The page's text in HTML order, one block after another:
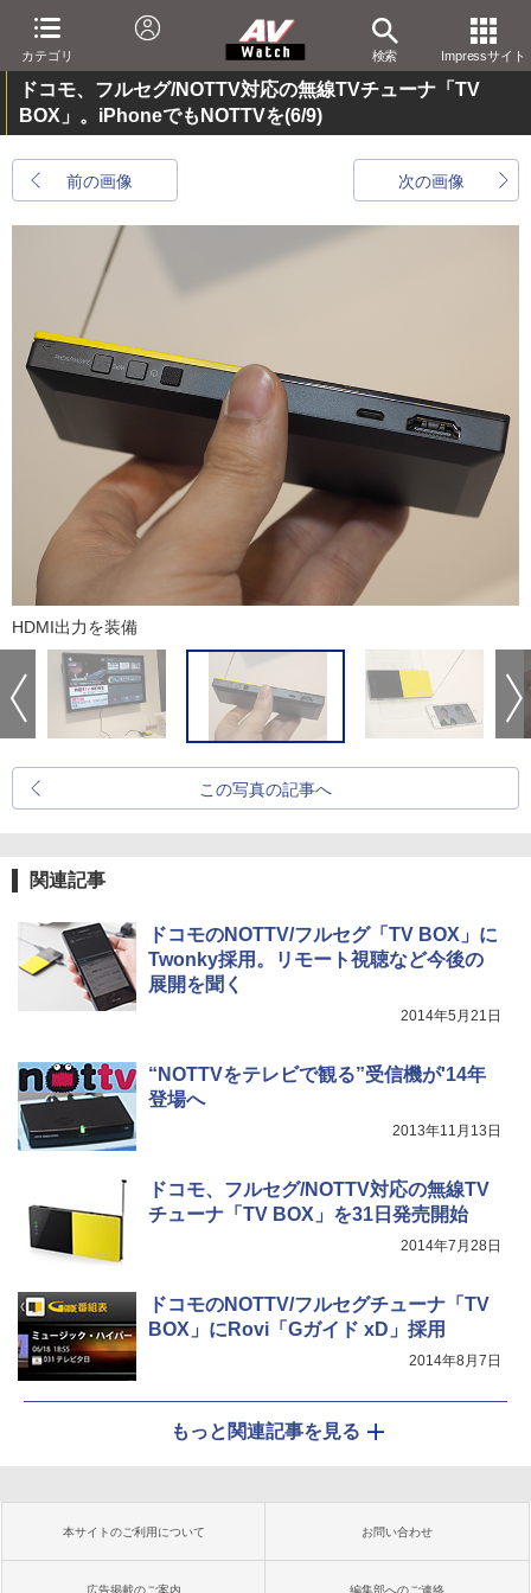
カテゴリ 検索 Impressサイト
ドコモ、フルセグ/NOTTV対応の無線TVチューナ「TV
BOX」。iPhoneでもNOTTVを(6/9)
前の画像 次の画像
HDMI出力を装備
この写真の記事へ
関連記事
ドコモのNOTTV/フルセグ「TV BOX」に
Twonky採用。リモート視聴など今後の
展開を聞く
2014年5月21日
“NOTTVをテレビで観る”受信機が'14年
登場へ
2013年11月13日
ドコモ、フルセグ/NOTTV対応の無線TV
チューナ「TV BOX」を31日発売開始
2014年7月28日
ドコモのNOTTV/フルセグチューナ「TV
BOX」にRovi「Gガイド xD」採用
2014年8月7日
もっと関連記事を見る
本サイトのご利用について お問い合わせ
広告掲載のご案内 編集部へのご連絡